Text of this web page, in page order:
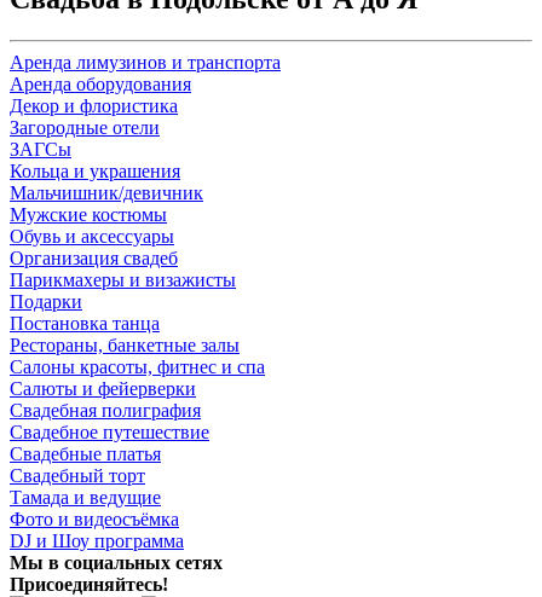
Аренда лимузинов и транспорта
Аренда оборудования
Декор и флористика
Загородные отели
ЗАГСы
Кольца и украшения
Мальчишник/девичник
Мужские костюмы
Обувь и аксессуары
Организация свадеб
Парикмахеры и визажисты
Подарки
Постановка танца
Рестораны, банкетные залы
Салоны красоты, фитнес и спа
Салюты и фейерверки
Свадебная полиграфия
Свадебное путешествие
Свадебные платья
Свадебный торт
Тамада и ведущие
Фото и видеосъёмка
DJ и Шоу программа
Мы в социальных сетях
Присоединяйтесь!